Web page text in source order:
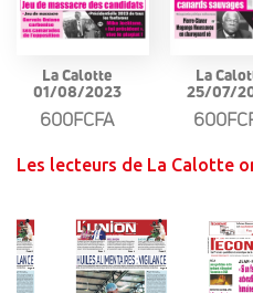
La Calotte
01/08/2023
600FCFA
La
25/07/
Les lecteurs de La Calotte